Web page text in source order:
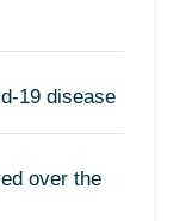
19 disease
over the